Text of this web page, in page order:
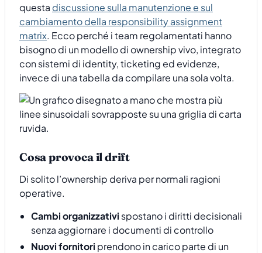
questa discussione sulla manutenzione e sul
cambiamento della responsibility assignment
matrix. Ecco perché i team regolamentati hanno
bisogno di un modello di ownership vivo, integrato
con sistemi di identity, ticketing ed evidenze,
invece di una tabella da compilare una sola volta.
Cosa provoca il drift
Di solito l’ownership deriva per normali ragioni
operative.
Cambi organizzativi spostano i diritti decisionali
senza aggiornare i documenti di controllo
Nuovi fornitori prendono in carico parte di un